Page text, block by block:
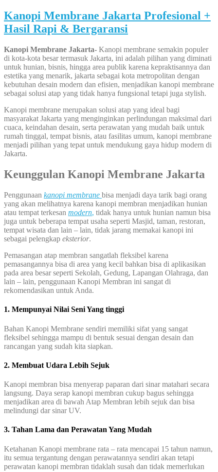
Kanopi Membrane Jakarta Profesional +
Hasil Rapi & Bergaransi
Kanopi Membrane Jakarta- Kanopi membrane semakin populer
di kota-kota besar termasuk Jakarta, ini adalah pilihan yang diminati
untuk hunian, bisnis, hingga area publik karena kepraktisannya dan
estetika yang menarik, jakarta sebagai kota metropolitan dengan
kebutuhan desain modern dan efisien, menjadikan kanopi membrane
sebagai solusi atap yang tidak hanya fungsional tetapi juga stylish.
Kanopi membrane merupakan solusi atap yang ideal bagi
masyarakat Jakarta yang menginginkan perlindungan maksimal dari
cuaca, keindahan desain, serta perawatan yang mudah baik untuk
rumah tinggal, tempat bisnis, atau fasilitas umum, kanopi membrane
menjadi pilihan yang tepat untuk mendukung gaya hidup modern di
Jakarta.
Keunggulan Kanopi Membrane Jakarta
Penggunaan kanopi membrane bisa menjadi daya tarik bagi orang
yang akan melihatnya karena kanopi membran menjadikan hunian
atau tempat terkesan modern, tidak hanya untuk hunian namun bisa
juga untuk beberapa tempat usaha seperti Masjid, taman, restoran,
tempat wisata dan lain – lain, tidak jarang memakai kanopi ini
sebagai pelengkap eksterior.
Pemasangan atap membran sangatlah fleksibel karena
pemasangannya bisa di area yang kecil bahkan bisa di aplikasikan
pada area besar seperti Sekolah, Gedung, Lapangan Olahraga, dan
lain – lain, penggunaan Kanopi Membran ini sangat di
rekomendasikan untuk Anda.
1. Mempunyai Nilai Seni Yang tinggi
Bahan Kanopi Membrane sendiri memiliki sifat yang sangat
fleksibel sehingga mampu di bentuk sesuai dengan desain dan
rancangan yang sudah kita siapkan.
2. Membuat Udara Lebih Sejuk
Kanopi membran bisa menyerap paparan dari sinar matahari secara
langsung. Daya serap kanopi membran cukup bagus sehingga
menjadikan area di bawah Atap Membran lebih sejuk dan bisa
melindungi dar sinar UV.
3. Tahan Lama dan Perawatan Yang Mudah
Ketahanan Kanopi membrane rata – rata mencapai 15 tahun namun,
itu semua tergantung dengan perawatannya sendiri akan tetapi
perawatan kanopi membran tidaklah susah dan tidak memerlukan